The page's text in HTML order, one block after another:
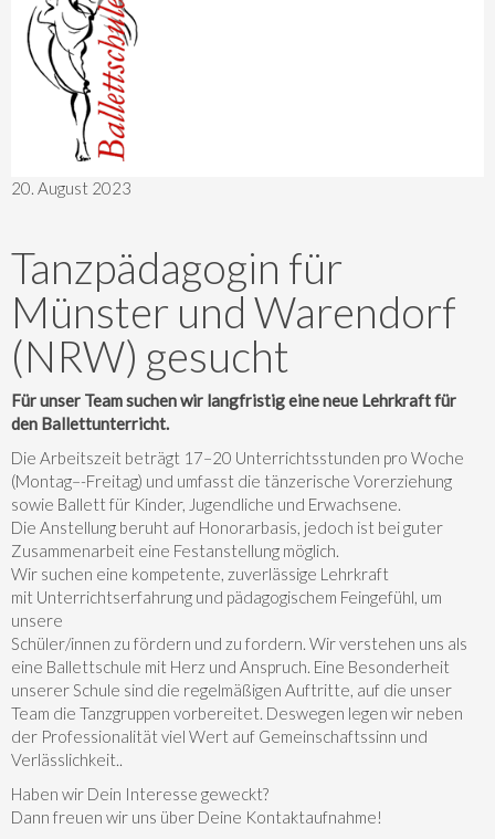
20. August 2023
Tanzpädagogin für
Münster und Warendorf
(NRW) gesucht
Für unser Team suchen wir langfristig eine neue Lehrkraft für
den Ballettunterricht.
Die Arbeitszeit beträgt 17–20 Unterrichtsstunden pro Woche
(Montag–-Freitag) und umfasst die tänzerische Vorerziehung
sowie Ballett für Kinder, Jugendliche und Erwachsene.
Die Anstellung beruht auf Honorarbasis, jedoch ist bei guter
Zusammenarbeit eine Festanstellung möglich.
Wir suchen eine kompetente, zuverlässige Lehrkraft
mit Unterrichtserfahrung und pädagogischem Feingefühl, um
unsere
Schüler/innen zu fördern und zu fordern. Wir verstehen uns als
eine Ballettschule mit Herz und Anspruch. Eine Besonderheit
unserer Schule sind die regelmäßigen Auftritte, auf die unser
Team die Tanzgruppen vorbereitet. Deswegen legen wir neben
der Professionalität viel Wert auf Gemeinschaftssinn und
Verlässlichkeit..
Haben wir Dein Interesse geweckt?
Dann freuen wir uns über Deine Kontaktaufnahme!